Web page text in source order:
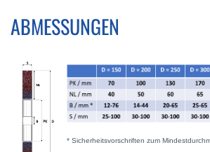
ABMESSUNGEN
* Sicherheitsvorschriften zum